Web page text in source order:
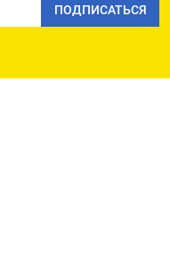
ПОДПИСАТЬСЯ
РУССКАЯ СЛУЖБА